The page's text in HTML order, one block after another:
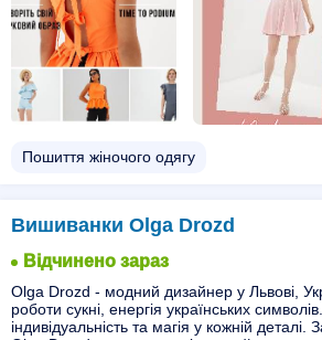
Пошиття жіночого одягу
Вишиванки Olga Drozd
Відчинено зараз
Olga Drozd - модний дизайнер у Львові,
роботи сукні, енергія українських
індивідуальність та магія у кожній